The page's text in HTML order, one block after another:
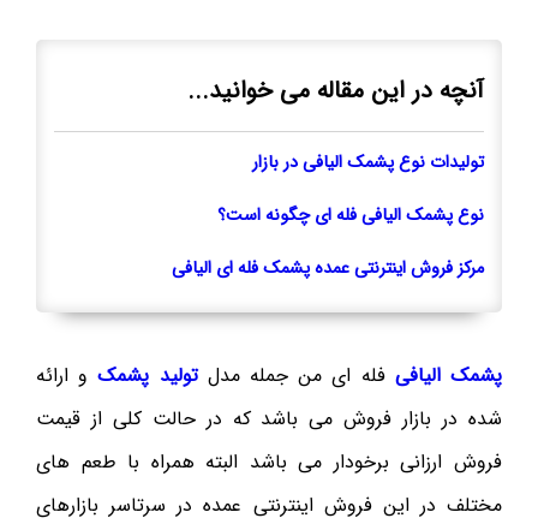
آنچه در این مقاله می خوانید...
تولیدات نوع پشمک الیافی در بازار
نوع پشمک الیافی فله ای چگونه است؟
مرکز فروش اینترنتی عمده پشمک فله ای الیافی
پشمک الیافی فله ای من جمله مدلتولید پشمکو ارائه
شده در بازار فروش می باشد که در حالت کلی از قیمت
فروش ارزانی برخودار می باشد البته همراه با طعم های
مختلف در این فروش اینترنتی عمده در سرتاسر بازارهای